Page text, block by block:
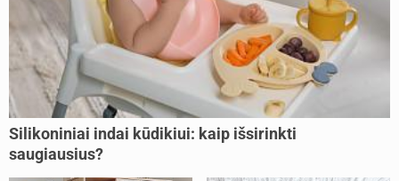
Silikoniniai indai kūdikiui: kaip išsirinkti
saugiausius?